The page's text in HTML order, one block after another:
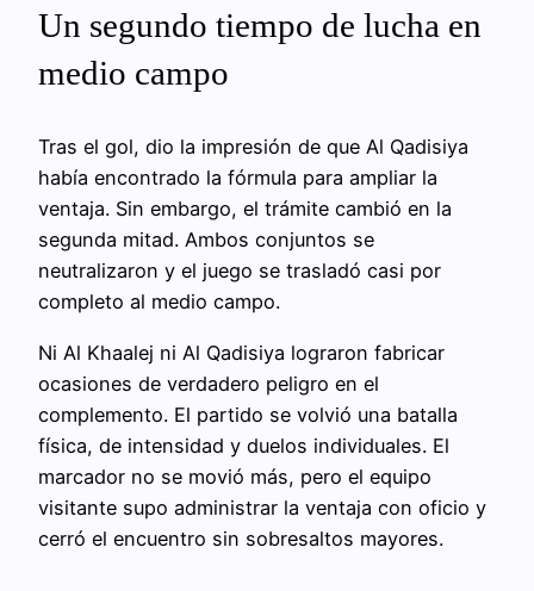
Un segundo tiempo de lucha en
medio campo
Tras el gol, dio la impresión de que Al Qadisiya
había encontrado la fórmula para ampliar la
ventaja. Sin embargo, el trámite cambió en la
segunda mitad. Ambos conjuntos se
neutralizaron y el juego se trasladó casi por
completo al medio campo.
Ni Al Khaalej ni Al Qadisiya lograron fabricar
ocasiones de verdadero peligro en el
complemento. El partido se volvió una batalla
física, de intensidad y duelos individuales. El
marcador no se movió más, pero el equipo
visitante supo administrar la ventaja con oficio y
cerró el encuentro sin sobresaltos mayores.